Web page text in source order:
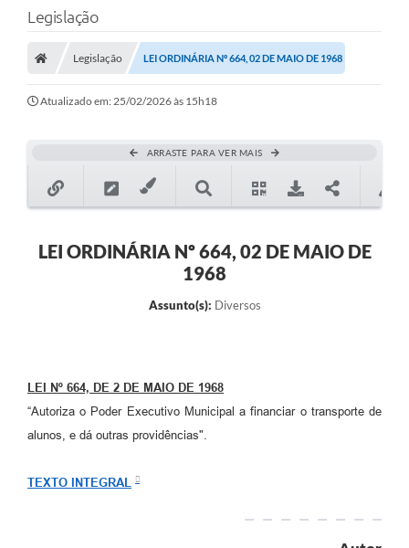
Principal
Nossa Cidade
Secretarias
Transparência
Programa Famílias Fortes
Contratação de estagiário - estudante de Direito -
Galeria de Fotos
Legislação
Legislação LEI ORDINÁRIA Nº 664, 02 DE MAIO DE 1968
Atualizado em: 25/02/2026 às 15h18
ARRASTE PARA VER MAIS
LEI ORDINÁRIA Nº 664, 02 DE MAIO DE
1968
Assunto(s): Diversos
LEI Nº 664, DE 2 DE MAIO DE 1968
“Autoriza o Poder Executivo Municipal a financiar o transporte de
alunos, e dá outras providências".
TEXTO INTEGRAL